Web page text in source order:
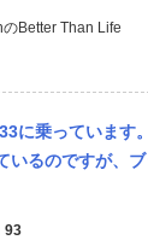
Better Than Life
に乗っています
いるのですが、
正であればディ
93